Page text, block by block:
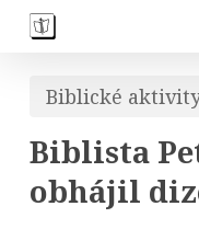
Skip
contentBiblické
Biblista
obhájil